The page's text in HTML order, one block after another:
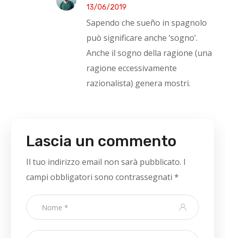
13/06/2019
Sapendo che sueño in spagnolo
può significare anche ‘sogno’.
Anche il sogno della ragione (una
ragione eccessivamente
razionalista) genera mostri.
Lascia un commento
Il tuo indirizzo email non sarà pubblicato. I
campi obbligatori sono contrassegnati*